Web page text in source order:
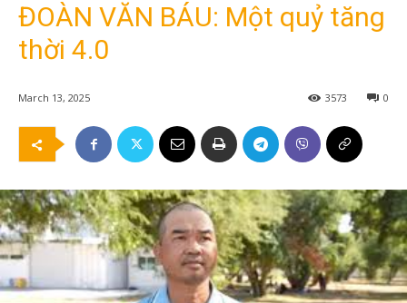
ĐOÀN VĂN BÁU: Một quỷ tăng
thời 4.0
March 13, 2025 0
3573